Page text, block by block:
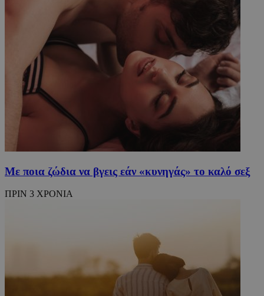
Με ποια ζώδια να βγεις εάν «κυνηγάς» το καλό σεξ
ΠΡΙΝ 3 ΧΡΟΝΙΑ